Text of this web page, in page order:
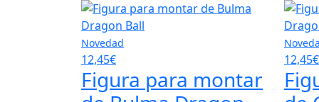
Novedad
12,45€
Figura para montar
12,45€